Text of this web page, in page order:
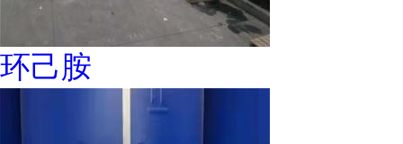
环己胺